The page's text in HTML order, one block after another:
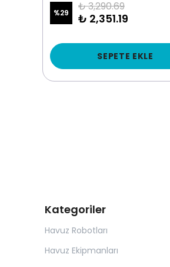
%29 ₺ 3,290.69
₺ 2,351.19
SEPETE EKLE
Kategoriler
Havuz Robotları
Havuz Ekipmanları